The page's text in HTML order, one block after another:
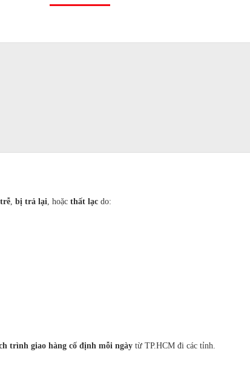
, bị trả lại, hoặc thất lạc do:
trình giao hàng cố định mỗi ngày từ TP.HCM đi các tỉnh.